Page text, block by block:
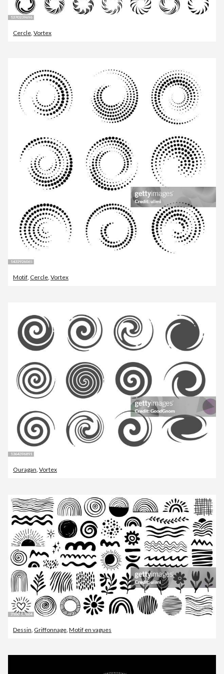
Cercle, Vortex
Motif, Cercle, Vortex
Ouragan, Vortex
Dessin Griffonnage Motif en vagues